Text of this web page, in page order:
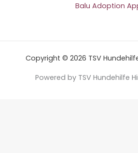
Balu Adoption
Copyright © 2026 TSV
Powered by TSV Hundehilfe